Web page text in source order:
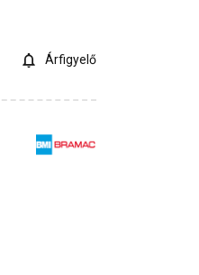
Árfigyelő